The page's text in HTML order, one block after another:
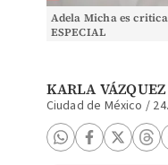
Adela Micha es
ESPECIAL
KARLA VÁZQUEZ
Ciudad de México /